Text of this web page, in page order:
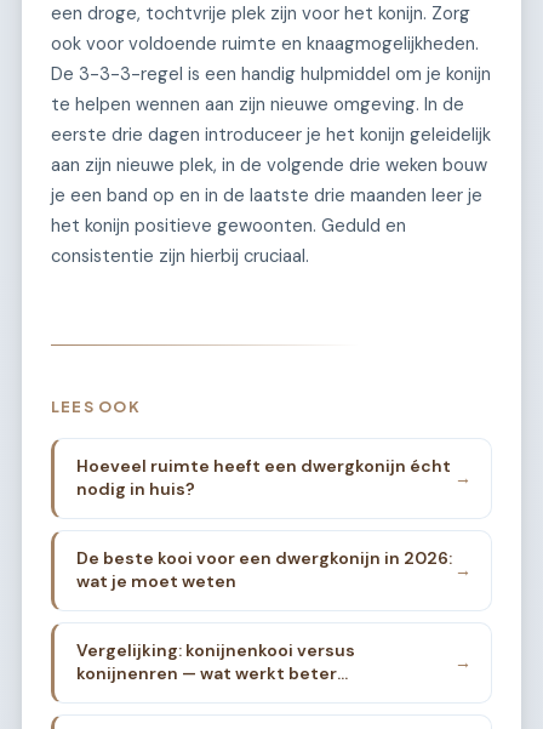
een droge, tochtvrije plek zijn voor het konijn. Zorg
ook voor voldoende ruimte en knaagmogelijkheden.
De 3-3-3-regel is een handig hulpmiddel om je konijn
te helpen wennen aan zijn nieuwe omgeving. In de
eerste drie dagen introduceer je het konijn geleidelijk
aan zijn nieuwe plek, in de volgende drie weken bouw
je een band op en in de laatste drie maanden leer je
het konijn positieve gewoonten. Geduld en
consistentie zijn hierbij cruciaal.
LEES OOK
Hoeveel ruimte heeft een dwergkonijn écht
nodig in huis?
→
De beste kooi voor een dwergkonijn in 2026:
wat je moet weten
→
Vergelijking: konijnenkooi versus
konijnenren — wat werkt beter
→